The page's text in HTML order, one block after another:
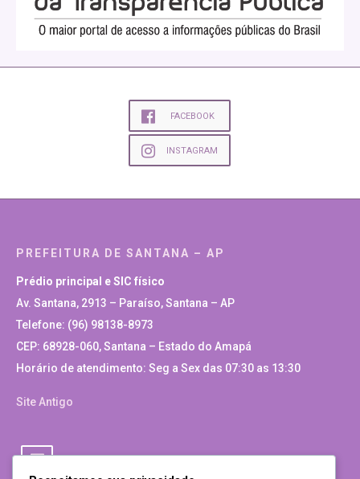
FACEBOOK
INSTAGRAM
PREFEITURA DE SANTANA – AP
Prédio principal e SIC físico
Av. Santana, 2913 – Paraíso, Santana – AP
Telefone: (96) 98138-8973
CEP: 68928-060, Santana – Estado do Amapá
Horário de atendimento: Seg a Sex das 07:30 as 13:30
Site Antigo